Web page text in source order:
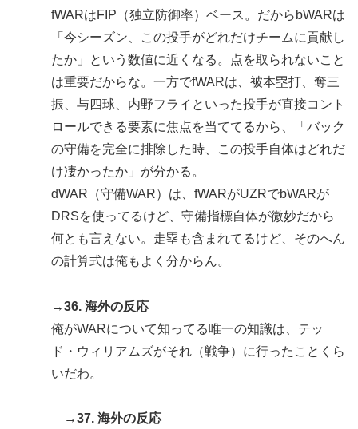
fWARはFIP（独立防御率）ベース。だからbWARは
「今シーズン、この投手がどれだけチームに貢献し
たか」という数値に近くなる。点を取られないこと
は重要だからな。一方でfWARは、被本塁打、奪三
振、与四球、内野フライといった投手が直接コント
ロールできる要素に焦点を当ててるから、「バック
の守備を完全に排除した時、この投手自体はどれだ
け凄かったか」が分かる。
dWAR（守備WAR）は、fWARがUZRでbWARが
DRSを使ってるけど、守備指標自体が微妙だから
何とも言えない。走塁も含まれてるけど、そのへん
の計算式は俺もよく分からん。
→36. 海外の反応
俺がWARについて知ってる唯一の知識は、テッ
ド・ウィリアムズがそれ（戦争）に行ったことくら
いだわ。
→37. 海外の反応